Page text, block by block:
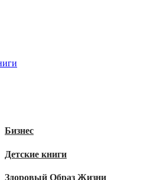
Бизнес
Детские книги
Здоровый Образ Жизни